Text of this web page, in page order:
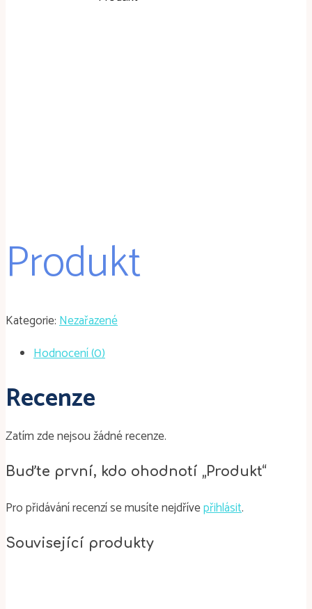
Produkt
Kategorie:Nezařazené
Hodnocení (0)
Recenze
Zatím zde nejsou žádné recenze.
Buďte první, kdo ohodnotí „Produkt“
Pro přidávání recenzí se musíte nejdřívepřihlásit.
Související produkty